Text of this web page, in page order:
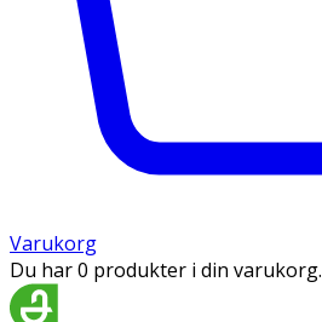
Varukorg
Du har 0 produkter i din varukorg.